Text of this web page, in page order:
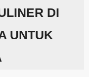
DI
UNTUK